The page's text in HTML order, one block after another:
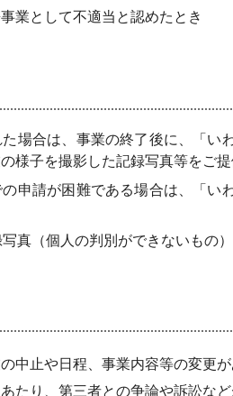
業として不適当と認めたとき
場合は、事業の終了後に、「い
様子を撮影した記録写真等をご提
申請が困難である場合は、「い
真（個人の判別ができないもの
中止や日程、事業内容等の変更
たり、第三者との争論や訴訟な